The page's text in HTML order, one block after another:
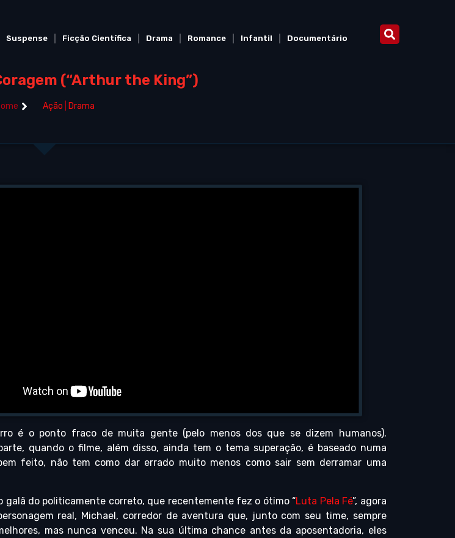
Suspense Ficção Científica Drama Romance Infantil Documentário
(“Arthur the King”)
Ação Drama
é o ponto fraco de muita gente (pelo menos dos que se dizem humanos).
quando o filme, além disso, ainda tem o tema superação, é baseado numa
feito, não tem como dar errado muito menos como sair sem derramar uma
galã do politicamente correto, que recentemente fez o ótimo “Luta Pela Fé”, agora
real, Michael, corredor de aventura que, junto com seu time, sempre
mas nunca venceu. Na sua última chance antes da aposentadoria, eles